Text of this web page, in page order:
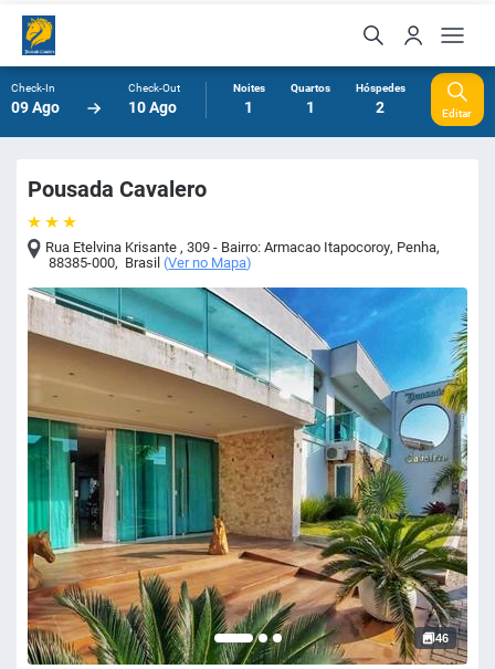
Check-In
09 Ago
Check-Out
10 Ago
Noites
1
Quartos
1
Hóspedes
2 Editar
Pousada Cavalero
Rua Etelvina Krisante , 309 - Bairro: Armacao Itapocoroy, Penha,
88385-000, Brasil (Ver no Mapa)
46